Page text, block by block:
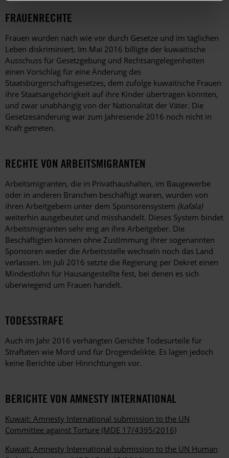
FRAUENRECHTE
Frauen wurden nach wie vor durch Gesetze und im täglichen
Leben diskriminiert. Im Mai 2016 billigte der kuwaitische
Ausschuss für Gesetzgebung und Rechtsangelegenheiten
einen Vorschlag für eine Änderung des
Staatsbürgerschaftsgesetzes, dem zufolge kuwaitische Frauen
ihre Staatsangehörigkeit auf ihre Kinder übertragen könnten,
und zwar unabhängig von der Nationalität der Väter. Die
Gesetzesänderung war zum Jahresende 2016 noch nicht in
Kraft getreten.
RECHTE VON ARBEITSMIGRANTEN
Arbeitsmigranten, die in Privathaushalten, im Baugewerbe
oder in anderen Branchen beschäftigt waren, wurden von
ihren Arbeitgebern unter dem Sponsorensystem (kafala)
weiterhin ausgebeutet und misshandelt. Dieses System bindet
Arbeitsmigranten sehr eng an ihre Arbeitgeber. Die
Beschäftigten können ohne Zustimmung ihrer sogenannten
Sponsoren weder die Arbeitsstelle wechseln noch das Land
verlassen. Im Juli 2016 setzte die Regierung per Dekret einen
Mindestlohn für Hausangestellte fest, bei denen es sich
überwiegend um Frauen handelt.
TODESSTRAFE
Auch im Jahr 2016 verhängten Gerichte Todesurteile für
Straftaten wie Mord und für Drogendelikte. Es lagen jedoch
keine Berichte über Hinrichtungen vor.
BERICHTE VON AMNESTY INTERNATIONAL
Kuwait: Amnesty International submission to the UN
Committee against Torture (MDE 17/4395/2016)
Kuwait: Amnesty International submission to the UN Human